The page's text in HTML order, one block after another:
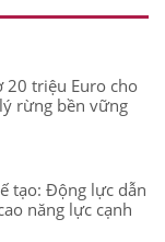
20 triệu Euro cho
rừng bền vững
tạo: Động lực dẫn
năng lực cạnh